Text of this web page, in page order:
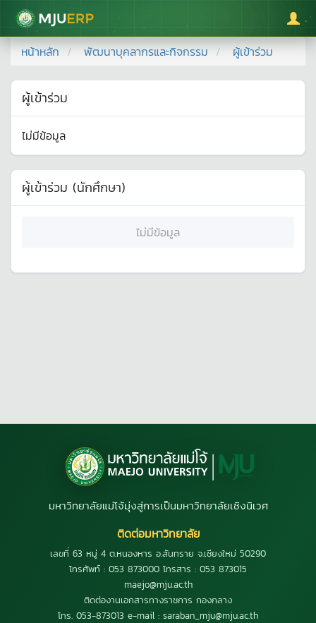
มหาวิทยาลัยแม่โจ้
หน้าหลัก พัฒนาบุคลากรและกิจกรรม ผู้เข้าร่วม
ผู้เข้าร่วม
ไม่มีข้อมูล
ผู้เข้าร่วม (นักศึกษา)
ไม่มีข้อมูล
มหาวิทยาลัยแม่โจ้มุ่งสู่การเป็นมหาวิทยาลัยเชิงนิเวศ
ติดต่อมหาวิทยาลัย
เลขที่ 63 หมู่ 4 ต.หนองหาร อ.สันทราย จ.เชียงใหม่ 50290
โทรศัพท์ : 053 873000 โทรสาร : 053 873015
maejo@mju.ac.th
ติดต่องานเอกสารทางราชการ กองกลาง
โทร. 053-873013 e-mail : saraban_mju@mju.ac.th